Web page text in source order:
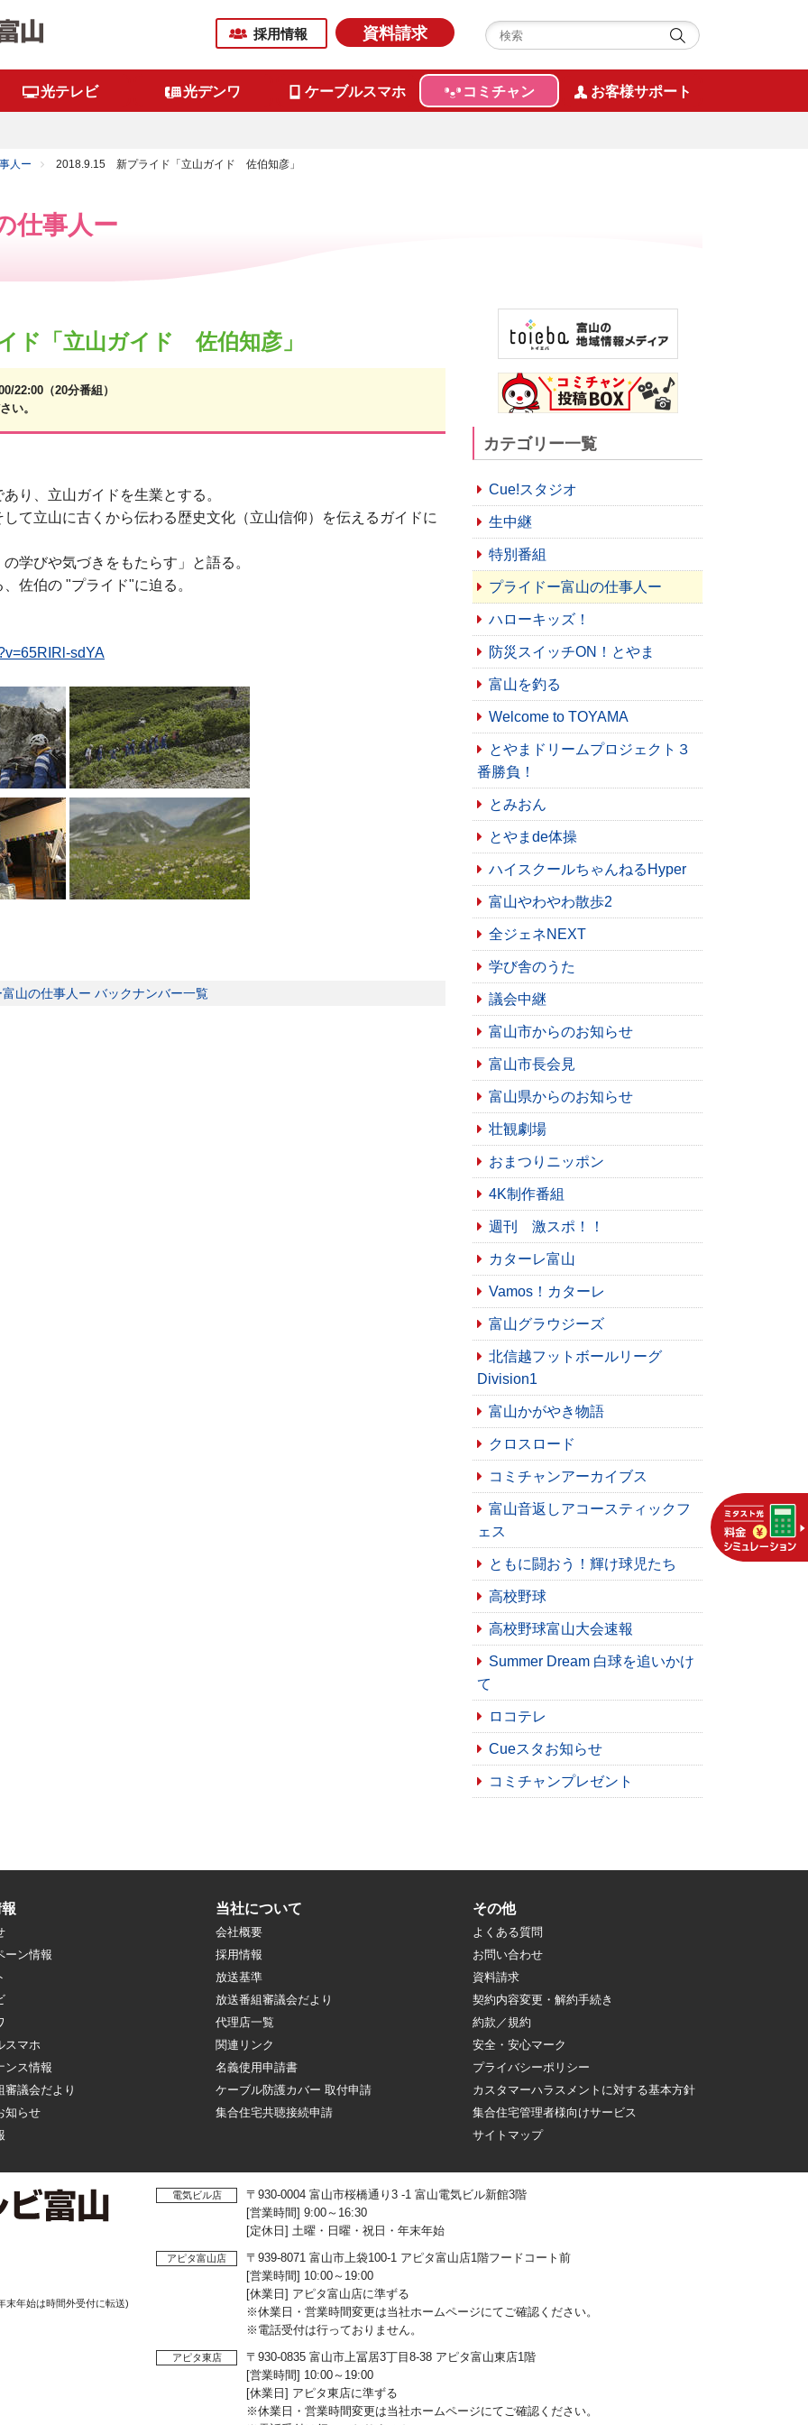
採用情報 資料請求
光テレビ 光デンワ ケーブルスマホ コミチャン お客様サポート
人ー 2018.9.15 新プライド「立山ガイド 佐伯知彦」
仕事人ー
ド「立山ガイド 佐伯知彦」
22:00（20分番組）
い。
り、立山ガイドを生業とする。
て立山に古くから伝わる歴史文化（立山信仰）を伝えるガイドに
学びや気づきをもたらす」と語る。
佐伯の "プライド"に迫る。
sdYA
山の仕事人ー バックナンバー一覧
カテゴリー一覧
Cue!スタジオ
生中継
特別番組
プライドー富山の仕事人ー
ハローキッズ！
防災スイッチON！とやま
富山を釣る
Welcome to TOYAMA
とやまドリームプロジェクト３
番勝負！
とみおん
とやまde体操
ハイスクールちゃんねるHyper
富山やわやわ散歩2
全ジェネNEXT
学び舎のうた
議会中継
富山市からのお知らせ
富山市長会見
富山県からのお知らせ
壮観劇場
おまつりニッポン
4K制作番組
週刊 激スポ！！
カターレ富山
Vamos！カターレ
富山グラウジーズ
北信越フットボールリーグ
Division1
富山かがやき物語
クロスロード
コミチャンアーカイブス
富山音返しアコースティックフ
ェス
ともに闘おう！輝け球児たち
高校野球
高校野球富山大会速報
Summer Dream 白球を追いかけ
て
ロコテレ
Cueスタお知らせ
コミチャンプレゼント
ーン情報
スマホ
ンス情報
審議会だより
知らせ
当社について
会社概要
採用情報
放送基準
放送番組審議会だより
代理店一覧
関連リンク
名義使用申請書
ケーブル防護カバー 取付申請
集合住宅共聴接続申請
その他
よくある質問
お問い合わせ
資料請求
契約内容変更・解約手続き
約款／規約
安全・安心マーク
プライバシーポリシー
カスタマーハラスメントに対する基本方針
集合住宅管理者様向けサービス
サイトマップ
末年始は時間外受付に転送)
電気ビル店
〒930-0004 富山市桜橋通り3 -1 富山電気ビル新館3階
[営業時間] 9:00～16:30
[定休日] 土曜・日曜・祝日・年末年始
アピタ富山店
〒939-8071 富山市上袋100-1 アピタ富山店1階フードコート前
[営業時間] 10:00～19:00
[休業日] アピタ富山店に準ずる
※休業日・営業時間変更は当社ホームページにてご確認ください。
※電話受付は行っておりません。
アピタ東店
〒930-0835 富山市上冨居3丁目8-38 アピタ富山東店1階
[営業時間] 10:00～19:00
[休業日] アピタ東店に準ずる
※休業日・営業時間変更は当社ホームページにてご確認ください。